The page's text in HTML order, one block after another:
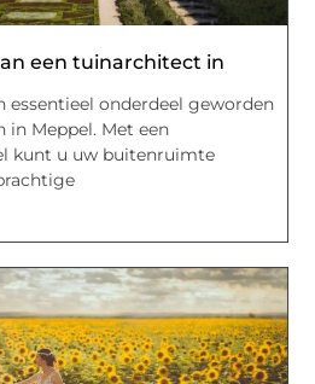
een tuinarchitect in
essentieel onderdeel geworden
in Meppel. Met een
kunt u uw buitenruimte